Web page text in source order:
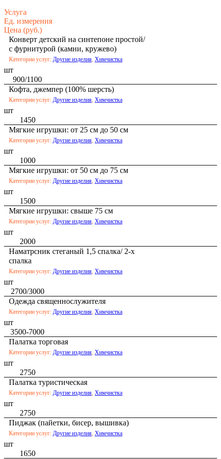
Услуга
Ед. измерения
Цена (руб.)
Конверт детский на синтепоне простой/
с фурнитурой (камни, кружево)
Категории услуг: Другие изделия, Химчистка
шт
900/1100
Кофта, джемпер (100% шерсть)
Категории услуг: Другие изделия, Химчистка
шт
1450
Мягкие игрушки: от 25 см до 50 см
Категории услуг: Другие изделия, Химчистка
шт
1000
Мягкие игрушки: от 50 см до 75 см
Категории услуг: Другие изделия, Химчистка
шт
1500
Мягкие игрушки: свыше 75 см
Категории услуг: Другие изделия, Химчистка
шт
2000
Наматрсник стеганый 1,5 спалка/ 2-х
спалка
Категории услуг: Другие изделия, Химчистка
шт
2700/3000
Одежда священнослужителя
Категории услуг: Другие изделия, Химчистка
шт
3500-7000
Палатка торговая
Категории услуг: Другие изделия, Химчистка
шт
2750
Палатка туристическая
Категории услуг: Другие изделия, Химчистка
шт
2750
Пиджак (пайетки, бисер, вышивка)
Категории услуг: Другие изделия, Химчистка
шт
1650